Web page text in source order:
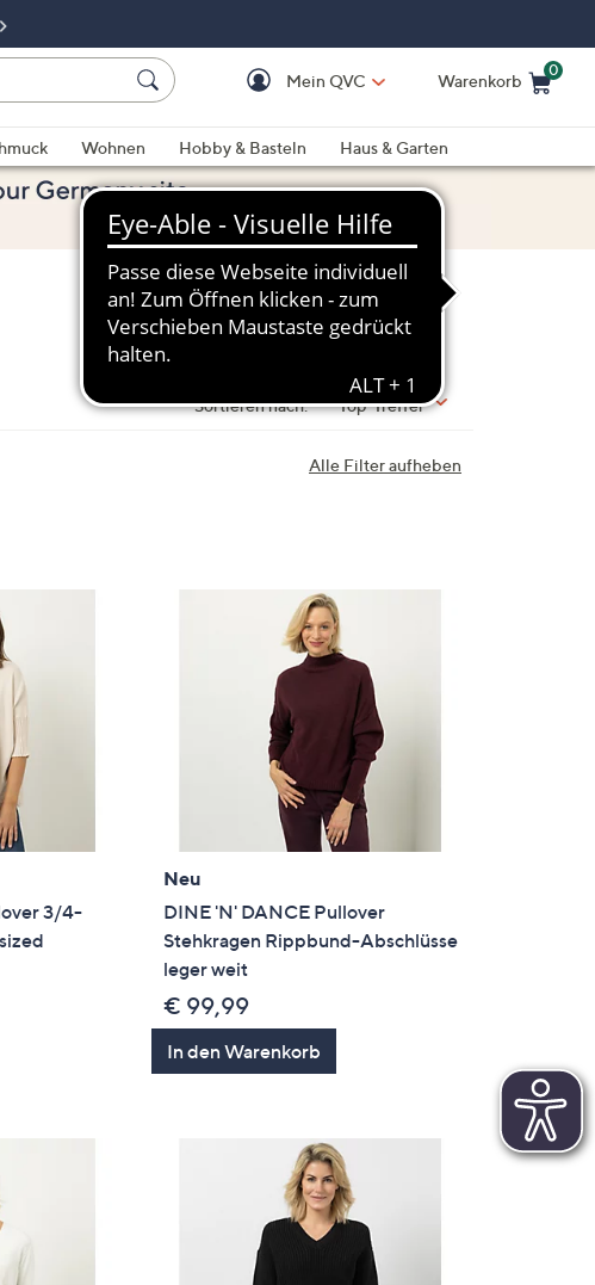
Mein QVC Warenkorb
0
Wohnen Hobby & Basteln
Haus & Garten
Sortieren nach: Top-Treffer
Alle Filter aufheben
3/4-
Neu
DINE 'N' DANCE Pullover
Stehkragen Rippbund-Abschlüsse
leger weit
€ 99,99
In den Warenkorb